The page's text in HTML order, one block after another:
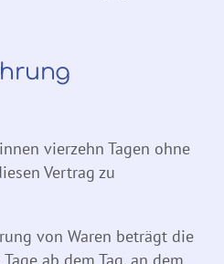
vierzehn Tagen ohne
Vertrag zu
von Waren beträgt die